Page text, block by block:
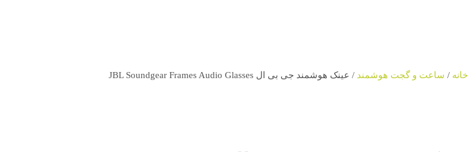
خانه / ساعت و گجت هوشمند / عینک هوشمند جی بی ال JBL Soundgear Frames Audio Glasses